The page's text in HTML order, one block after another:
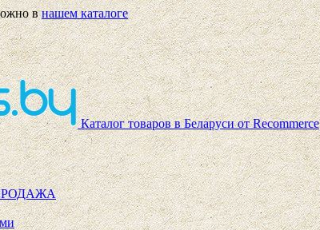
внашем каталоге
Каталог товаров в Беларуси от Recommerce